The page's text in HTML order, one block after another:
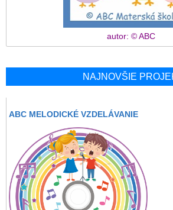
autor: © ABC
NAJNOVŠIE
ABC MELODICKÉ VZDELÁVANIE